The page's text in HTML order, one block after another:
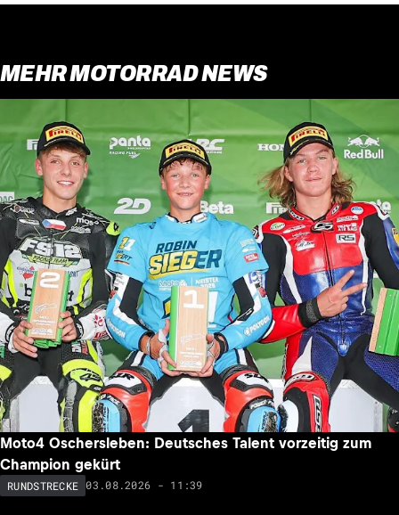
MEHR MOTORRAD NEWS
Moto4 Oschersleben: Deutsches Talent vorzeitig zum
Champion gekürt
RUNDSTRECKE 03.08.2026 - 11:39